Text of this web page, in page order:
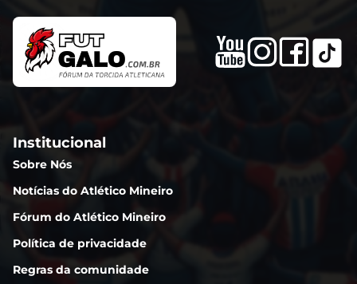
Institucional
Sobre Nós
Notícias do Atlético Mineiro
Fórum do Atlético Mineiro
Política de privacidade
Regras da comunidade